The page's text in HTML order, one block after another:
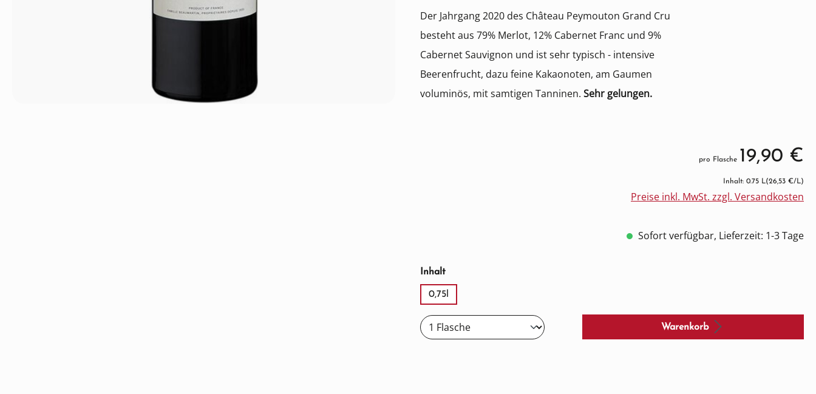
Der Jahrgang 2020 des Château Peymouton Grand Cru
besteht aus 79% Merlot, 12% Cabernet Franc und 9%
Cabernet Sauvignon und ist sehr typisch - intensive
Beerenfrucht, dazu feine Kakaonoten, am Gaumen
voluminös, mit samtigen Tanninen. Sehr gelungen.
pro Flasche 19,90 €
Inhalt: 0.75 L(26,53 €/L)
Preise inkl. MwSt. zzgl. Versandkosten
Sofort verfügbar, Lieferzeit: 1-3 Tage
Inhaltauswählen
0,75l
Warenkorb